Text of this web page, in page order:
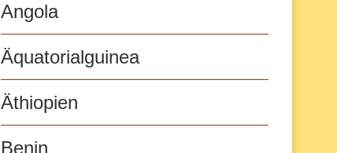
Angola
Äquatorialguinea
Äthiopien
Benin